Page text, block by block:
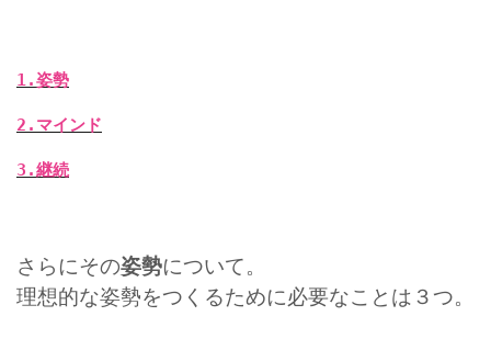
1.姿勢
2.マインド
3.継続
さらにその姿勢について。
理想的な姿勢をつくるために必要なことは３つ。